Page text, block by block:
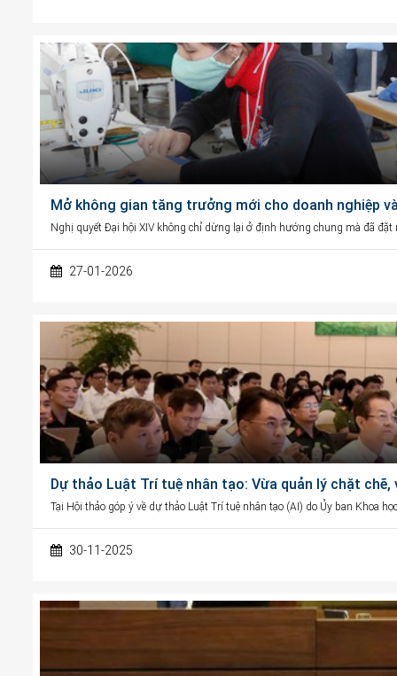
Mở không gian tăng trưởng mới cho doanh nghiệp
Nghị quyết Đại hội XIV không chỉ dừng lại ở định hướng chung mà đã đặt
27-01-2026
Dự thảo Luật Trí tuệ nhân tạo: Vừa quản lý chặt
Tại Hội thảo góp ý về dự thảo Luật Trí tuệ nhân tạo (AI) do Ủy ban Khoa
30-11-2025